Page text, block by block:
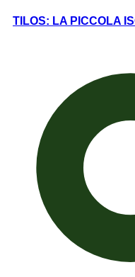
TILOS: LA PICCOLA